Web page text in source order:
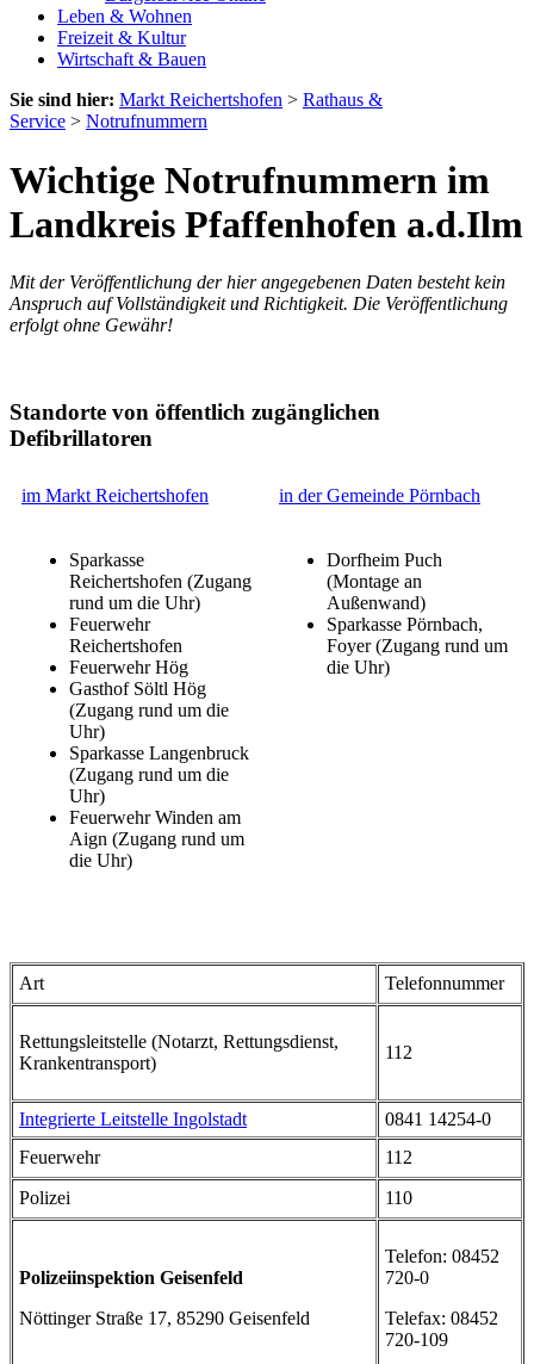
Leben & Wohnen
Freizeit & Kultur
Wirtschaft & Bauen
Sie sind hier: Markt Reichertshofen > Rathaus &
Service > Notrufnummern
Wichtige Notrufnummern im
Landkreis Pfaffenhofen a.d.Ilm
Mit der Veröffentlichung der hier angegebenen Daten besteht kein
Anspruch auf Vollständigkeit und Richtigkeit. Die Veröffentlichung
erfolgt ohne Gewähr!
Standorte von öffentlich zugänglichen
Defibrillatoren
im Markt Reichertshofen in der Gemeinde Pörnbach
Sparkasse
Reichertshofen (Zugang
rund um die Uhr)
Feuerwehr
Reichertshofen
Feuerwehr Hög
Gasthof Söltl Hög
(Zugang rund um die
Uhr)
Sparkasse Langenbruck
(Zugang rund um die
Uhr)
Feuerwehr Winden am
Aign (Zugang rund um
die Uhr)
Dorfheim Puch
(Montage an
Außenwand)
Sparkasse Pörnbach,
Foyer (Zugang rund um
die Uhr)
Art Telefonnummer
Rettungsleitstelle (Notarzt, Rettungsdienst,
Krankentransport)
112
Integrierte Leitstelle Ingolstadt
0841 14254-0
Feuerwehr
112
Polizei
110
Polizeiinspektion Geisenfeld
Nöttinger Straße 17, 85290 Geisenfeld
Telefon: 08452
720-0
Telefax: 08452
720-109